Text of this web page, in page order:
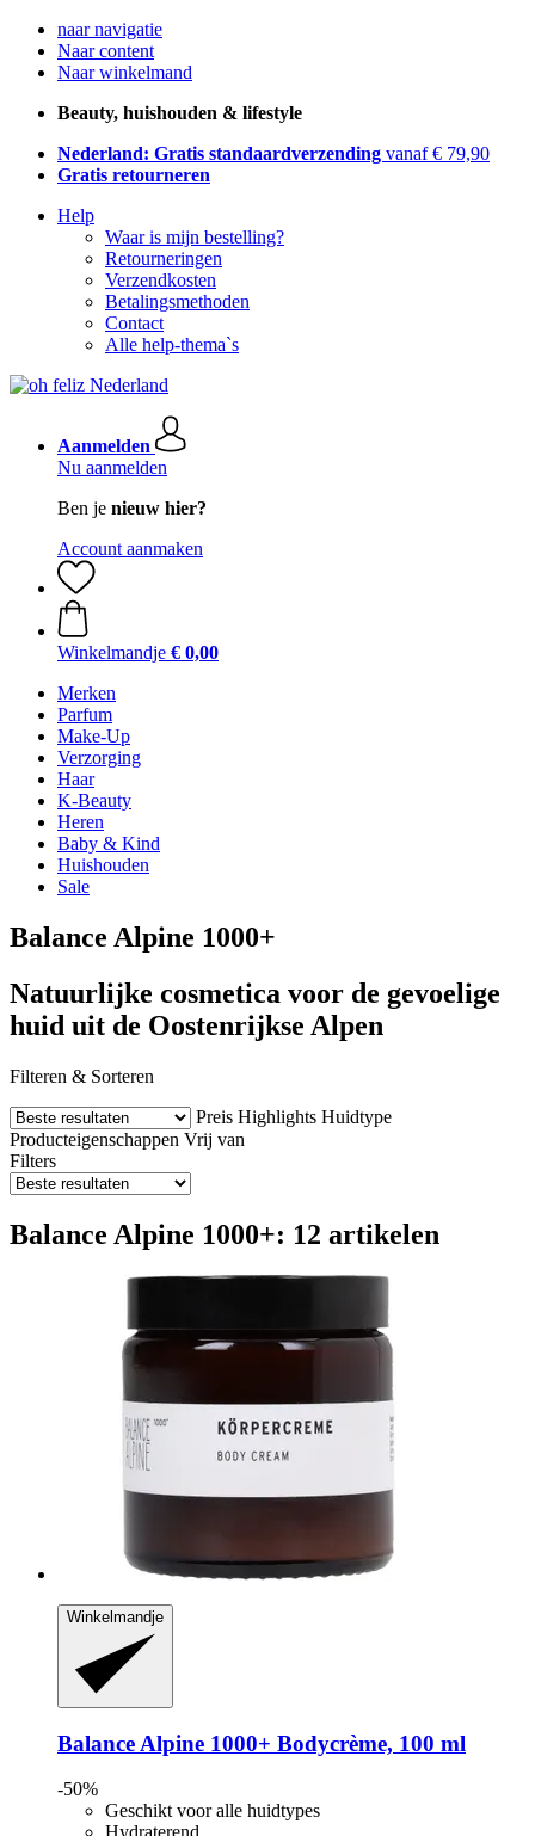
naar navigatie
Naar content
Naar winkelmand
Beauty, huishouden & lifestyle
Nederland: Gratis standaardverzending vanaf € 79,90
Gratis retourneren
Help
Waar is mijn bestelling?
Retourneringen
Verzendkosten
Betalingsmethoden
Contact
Alle help-thema`s
Aanmelden
Nu aanmelden
Ben je nieuw hier?
Account aanmaken
Winkelmandje € 0,00
Merken
Parfum
Make-Up
Verzorging
Haar
K-Beauty
Heren
Baby & Kind
Huishouden
Sale
Balance Alpine 1000+
Natuurlijke cosmetica voor de gevoelige
huid uit de Oostenrijkse Alpen
Filteren & Sorteren
Preis Highlights Huidtype
Producteigenschappen Vrij van
Filters
Balance Alpine 1000+: 12 artikelen
Winkelmandje
Balance Alpine 1000+ Bodycrème, 100 ml
-50%
Geschikt voor alle huidtypes